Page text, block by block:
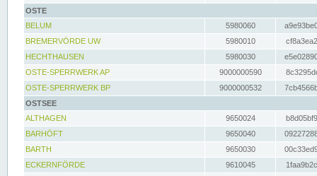
OSTE
BELUM
5980060
BREMERVÖRDE UW
5980010
HECHTHAUSEN
5980030
OSTE-SPERRWERK AP
9000000590
OSTE-SPERRWERK BP
9000000532
OSTSEE
ALTHAGEN
9650024
BARHÖFT
9650040
BARTH
9650030
ECKERNFÖRDE
9610045